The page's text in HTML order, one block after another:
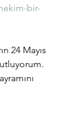
bir-
24 Mayıs